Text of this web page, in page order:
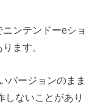
ンテンドーeショ
ます。
バージョンのまま
しないことがあり